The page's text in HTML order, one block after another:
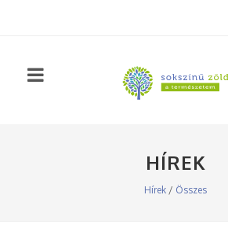
HÍREK
Hírek / Összes